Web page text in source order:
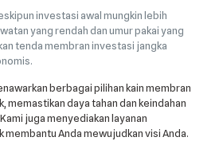
investasi awal mungkin lebih
yang rendah dan umur pakai yang
tenda membran investasi jangka
berbagai pilihan kain membran
memastikan daya tahan dan keindahan
juga menyediakan layanan
membantu Anda mewujudkan visi Anda.